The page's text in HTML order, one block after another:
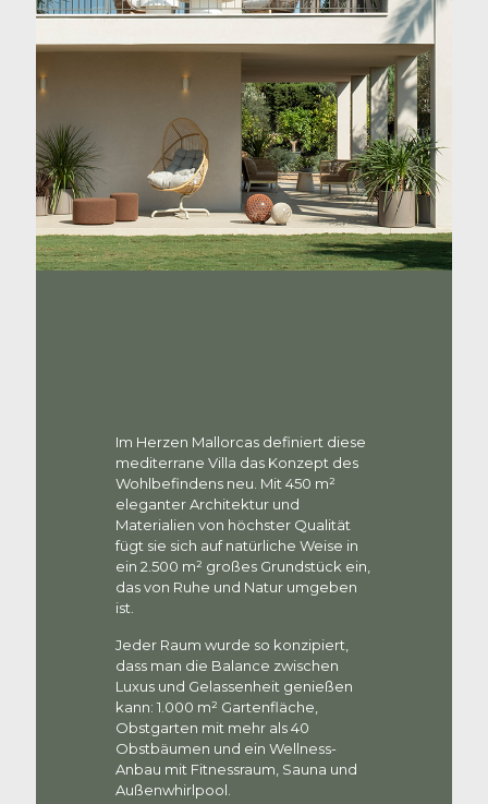
Im Herzen Mallorcas definiert diese
mediterrane Villa das Konzept des
Wohlbefindens neu. Mit 450 m²
eleganter Architektur und
Materialien von höchster Qualität
fügt sie sich auf natürliche Weise in
ein 2.500 m² großes Grundstück ein,
das von Ruhe und Natur umgeben
ist.
Jeder Raum wurde so konzipiert,
dass man die Balance zwischen
Luxus und Gelassenheit genießen
kann: 1.000 m² Gartenfläche,
Obstgarten mit mehr als 40
Obstbäumen und ein Wellness-
Anbau mit Fitnessraum, Sauna und
Außenwhirlpool.